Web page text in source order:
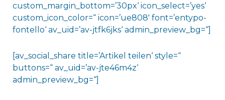
custom_margin_bottom=’30px‘ icon_select=’yes‘
custom_icon_color=“ icon=’ue808′ font=’entypo-
fontello‘ av_uid=’av-jtfk6jks‘ admin_preview_bg=“]
[av_social_share title=’Artikel teilen‘ style=“
buttons=“ av_uid=’av-jte46m4z‘
admin_preview_bg=“]